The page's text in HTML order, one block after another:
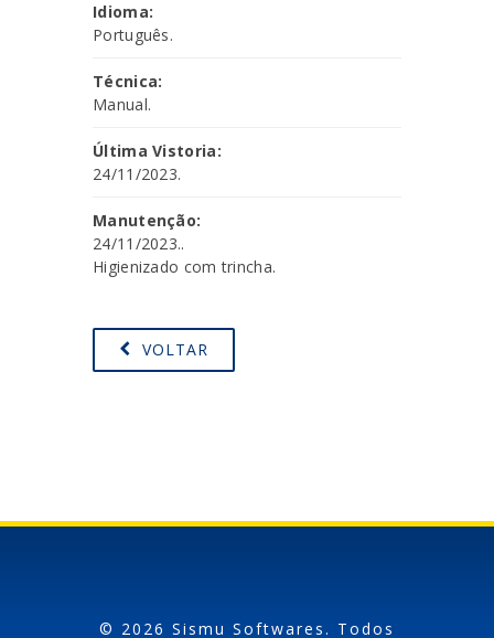
Idioma:
Português.
Técnica:
Manual.
Última Vistoria:
24/11/2023.
Manutenção:
24/11/2023..
Higienizado com trincha.
VOLTAR
© 2026 Sismu Softwares. Todos